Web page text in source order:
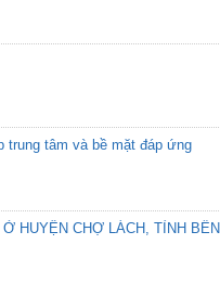
trung tâm và bề mặt đáp ứng
HUYỆN CHỢ LÁCH, TỈNH BẾN